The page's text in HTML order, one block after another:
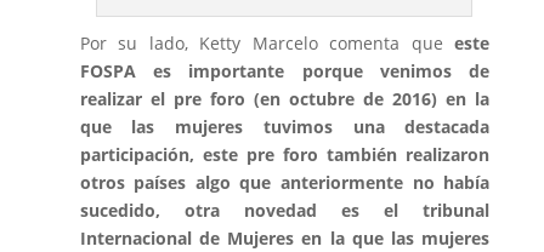
Por su lado, Ketty Marcelo comenta queeste
FOSPA es importante porque venimos de
realizar el pre foro (en octubre de 2016) en la
que las mujeres tuvimos una destacada
participación, este pre foro también realizaron
otros países algo que anteriormente no había
sucedido, otra novedad es el tribunal
Internacional de Mujeres en la que las mujeres